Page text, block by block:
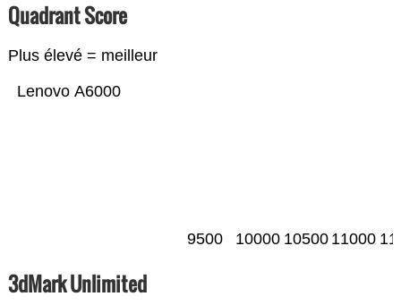
Quadrant Score
Plus élevé = meilleur
Lenovo A6000
9500 10000 10500 11000
3dMark Unlimited